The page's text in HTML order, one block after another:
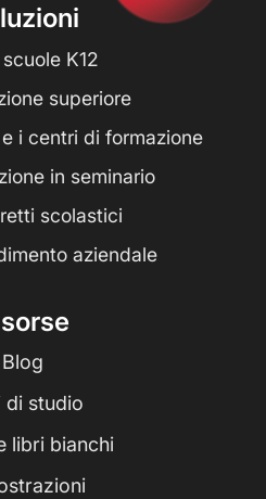
K12
superiore
i centri di formazione
in seminario
scolastici
aziendale
Blog
di studio
libri bianchi